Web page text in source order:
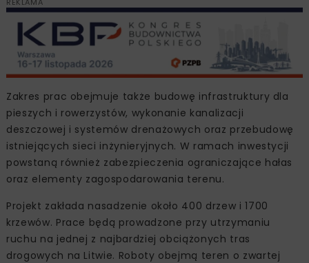
Zakres prac obejmuje także budowę infrastruktury dla
pieszych i rowerzystów, wykonanie kanalizacji
deszczowej i systemów drenażowych oraz przebudowę
istniejących sieci inżynieryjnych. W ramach inwestycji
powstaną również zabezpieczenia ograniczające hałas
oraz elementy zagospodarowania terenu.
Projekt zakłada nasadzenie około 400 drzew i 1700
krzewów. Prace będą prowadzone przy utrzymaniu
ruchu na jednej z najbardziej obciążonych tras
drogowych na Litwie. Roboty obejmą teren o zwartej